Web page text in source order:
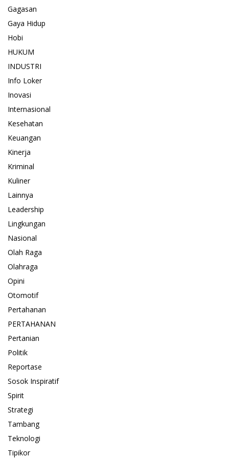
Gagasan
Gaya Hidup
Hobi
HUKUM
INDUSTRI
Info Loker
Inovasi
Internasional
Kesehatan
Keuangan
Kinerja
Kriminal
Kuliner
Lainnya
Leadership
Lingkungan
Nasional
Olah Raga
Olahraga
Opini
Otomotif
Pertahanan
PERTAHANAN
Pertanian
Politik
Reportase
Sosok Inspiratif
Spirit
Strategi
Tambang
Teknologi
Tipikor